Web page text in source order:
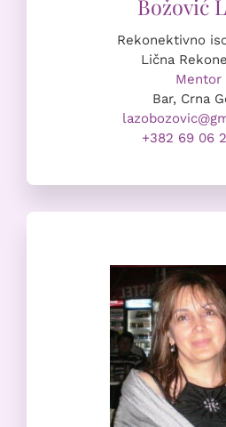
Rekonektivno
Lična
Mentor
Bar, Crna
+382 69 06